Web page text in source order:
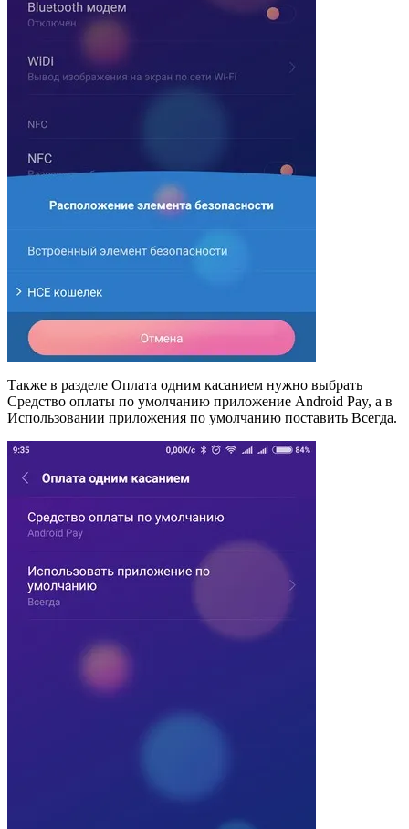
Также в разделе Оплата одним касанием нужно выбрать
Средство оплаты по умолчанию приложение Android Pay, а в
Использовании приложения по умолчанию поставить Всегда.